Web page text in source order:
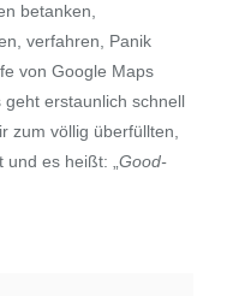
betanken,
verfahren, Panik
von Google Maps
erstaunlich schnell
zum völlig überfüllten,
es heißt: „ Good-